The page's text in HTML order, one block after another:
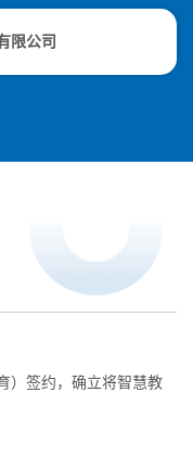
限公司
）签约，确立将智慧教